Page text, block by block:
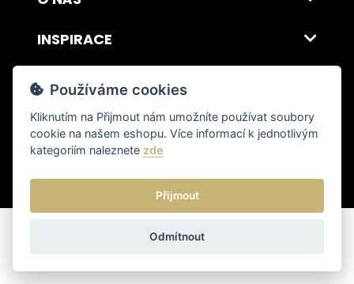
INSPIRACE
DOPRAVA A PLATBA
© 2026 ITALSKY INTERIER s.r.o. Vytvořilo INIZIO Internet Media s.r.o.|
nastavení cookies
Používáme cookies
Kliknutím na Přijmout nám umožníte používat soubory
cookie na našem eshopu. Více informací k jednotlivým
kategoriím naleznete zde
Přijmout
Odmítnout